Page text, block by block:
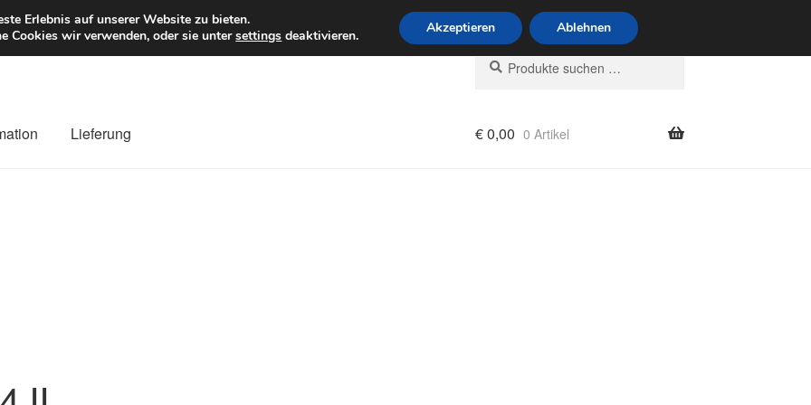
EUR Mo–Fr 9–16 Uhr · 0175 7465658
Suchen
nach:
Suchen
Lieferung €0,00 0 Artikel
Erlebnis auf unserer Website zu bieten.
Cookies wir verwenden, oder sie untersettings deaktivieren. Akzeptieren Ablehnen